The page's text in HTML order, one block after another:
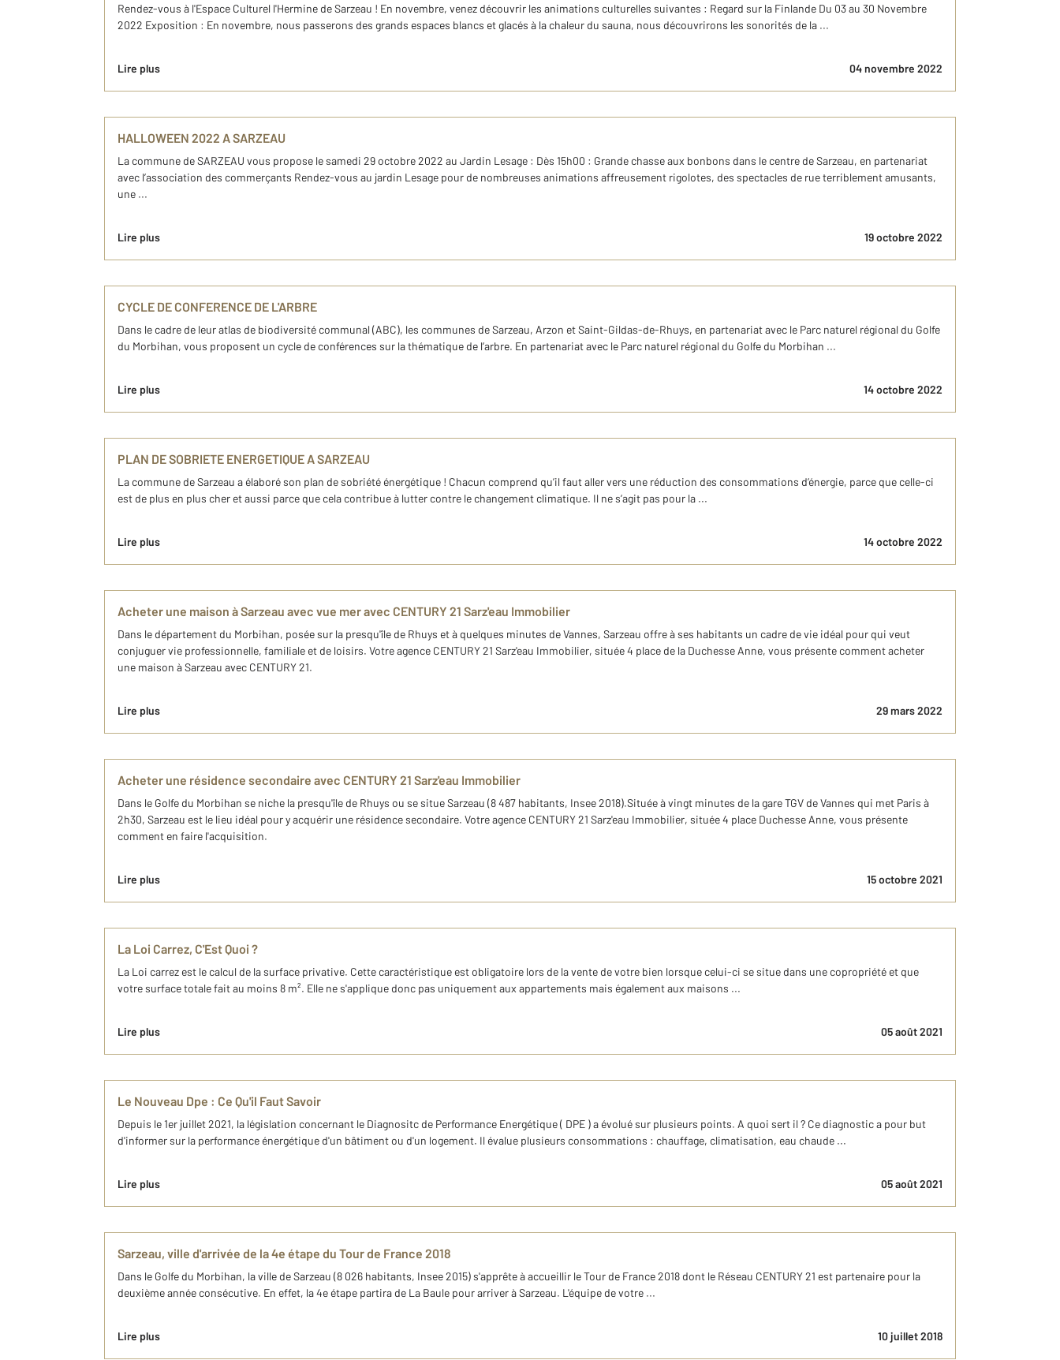
Rendez-vous à l'Espace Culturel l'Hermine de Sarzeau ! En novembre, venez découvrir les animations culturelles suivantes : Regard sur la Finlande Du 03 au 30 Novembre
2022 Exposition : En novembre, nous passerons des grands espaces blancs et glacés à la chaleur du sauna, nous découvrirons les sonorités de la ...
Lire plus 04 novembre 2022
HALLOWEEN 2022 A SARZEAU
La commune de SARZEAU vous propose le samedi 29 octobre 2022 au Jardin Lesage : Dès 15h00 : Grande chasse aux bonbons dans le centre de Sarzeau, en partenariat
avec l’association des commerçants Rendez-vous au jardin Lesage pour de nombreuses animations affreusement rigolotes, des spectacles de rue terriblement amusants,
une ...
Lire plus 19 octobre 2022
CYCLE DE CONFERENCE DE L'ARBRE
Dans le cadre de leur atlas de biodiversité communal (ABC), les communes de Sarzeau, Arzon et Saint-Gildas-de-Rhuys, en partenariat avec le Parc naturel régional du Golfe
du Morbihan, vous proposent un cycle de conférences sur la thématique de l’arbre. En partenariat avec le Parc naturel régional du Golfe du Morbihan ...
Lire plus 14 octobre 2022
PLAN DE SOBRIETE ENERGETIQUE A SARZEAU
La commune de Sarzeau a élaboré son plan de sobriété énergétique ! Chacun comprend qu’il faut aller vers une réduction des consommations d’énergie, parce que celle-ci
est de plus en plus cher et aussi parce que cela contribue à lutter contre le changement climatique. Il ne s’agit pas pour la ...
Lire plus 14 octobre 2022
Acheter une maison à Sarzeau avec vue mer avec CENTURY 21 Sarz'eau Immobilier
Dans le département du Morbihan, posée sur la presqu'île de Rhuys et à quelques minutes de Vannes, Sarzeau offre à ses habitants un cadre de vie idéal pour qui veut
conjuguer vie professionnelle, familiale et de loisirs. Votre agence CENTURY 21 Sarz'eau Immobilier, située 4 place de la Duchesse Anne, vous présente comment acheter
une maison à Sarzeau avec CENTURY 21.
Lire plus 29 mars 2022
Acheter une résidence secondaire avec CENTURY 21 Sarz'eau Immobilier
Dans le Golfe du Morbihan se niche la presqu'île de Rhuys ou se situe Sarzeau (8 487 habitants, Insee 2018).Située à vingt minutes de la gare TGV de Vannes qui met Paris à
2h30, Sarzeau est le lieu idéal pour y acquérir une résidence secondaire. Votre agence CENTURY 21 Sarz'eau Immobilier, située 4 place Duchesse Anne, vous présente
comment en faire l'acquisition.
Lire plus 15 octobre 2021
La Loi Carrez, C'Est Quoi ?
La Loi carrez est le calcul de la surface privative. Cette caractéristique est obligatoire lors de la vente de votre bien lorsque celui-ci se situe dans une copropriété et que
votre surface totale fait au moins 8 m². Elle ne s'applique donc pas uniquement aux appartements mais également aux maisons ...
Lire plus 05 août 2021
Le Nouveau Dpe : Ce Qu'il Faut Savoir
Depuis le 1er juillet 2021, la législation concernant le Diagnositc de Performance Energétique ( DPE ) a évolué sur plusieurs points. A quoi sert il ? Ce diagnostic a pour but
d'informer sur la performance énergétique d'un bâtiment ou d'un logement. Il évalue plusieurs consommations : chauffage, climatisation, eau chaude ...
Lire plus 05 août 2021
Sarzeau, ville d'arrivée de la 4e étape du Tour de France 2018
Dans le Golfe du Morbihan, la ville de Sarzeau (8 026 habitants, Insee 2015) s'apprête à accueillir le Tour de France 2018 dont le Réseau CENTURY 21 est partenaire pour la
deuxième année consécutive. En effet, la 4e étape partira de La Baule pour arriver à Sarzeau. L'équipe de votre ...
Lire plus 10 juillet 2018